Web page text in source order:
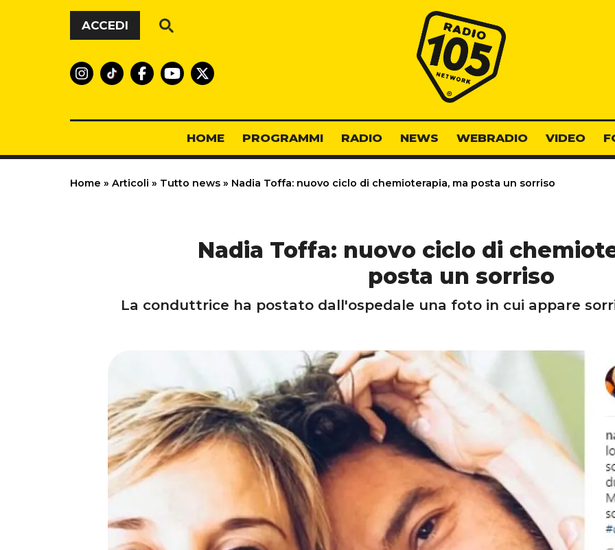
Vai al contenuto
ACCEDI
Radio 105
HOME PROGRAMMI RADIO NEWS WEBRADIO VIDEO
Home » Articoli » Tutto news » Nadia Toffa: nuovo ciclo di chemioterapia, ma posta un sorriso
Nadia Toffa: nuovo ciclo di
posta un sorriso
La conduttrice ha postato dall'ospedale una foto in cui appare